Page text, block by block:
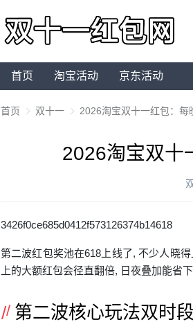
首页 淘宝活动 京东活动
首页 双十一 2026淘宝双十一红包：
2026淘宝双十
3426f0ce685d0412f573126374b14618
第二波红包奖池在618上线了, 不少人晓
上的大额红包会径直翻倍, 日夜叠加能省
第二波核心玩法双时